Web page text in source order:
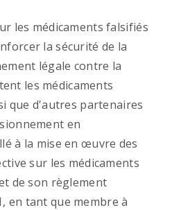
les médicaments falsifiés
la sécurité de la
légale contre la
les médicaments
que d'autres partenaires
en
à la mise en œuvre des
sur les médicaments
de son règlement
en tant que membre à